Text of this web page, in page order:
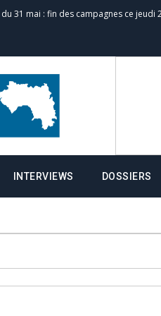
31 mai : fin des campagnes ce jeudi
membres des Commissions
à une prestation de serment et à
vos représentants aux CACV
31 mai : retrait des cartes
de vote : vos informations à
INTERVIEWS DOSSIERS